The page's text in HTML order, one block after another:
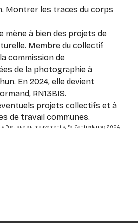
Montrer les traces du corps
mène à bien des projets de
Membre du collectif
commission de
de la photographie à
En 2024, elle devient
RN13BIS.
projets collectifs et à
de travail communes.
« Poétique du mouvement », Ed Contredanse, 2004,